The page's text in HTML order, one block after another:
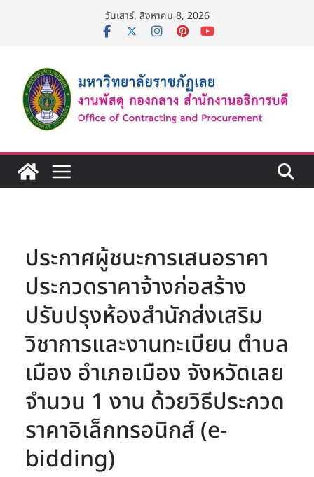
วันเสาร์, สิงหาคม 8, 2026
ประกาศผู้ชนะการเสนอราคา
ประกวดราคาจ้างก่อสร้าง
ปรับปรุงห้องสำนักส่งเสริม
วิชาการและงานทะเบียน ตำบล
เมือง อำเภอเมือง จังหวัดเลย
จำนวน 1 งาน ด้วยวิธีประกวด
ราคาอิเล็กทรอนิกส์ (e-
bidding)